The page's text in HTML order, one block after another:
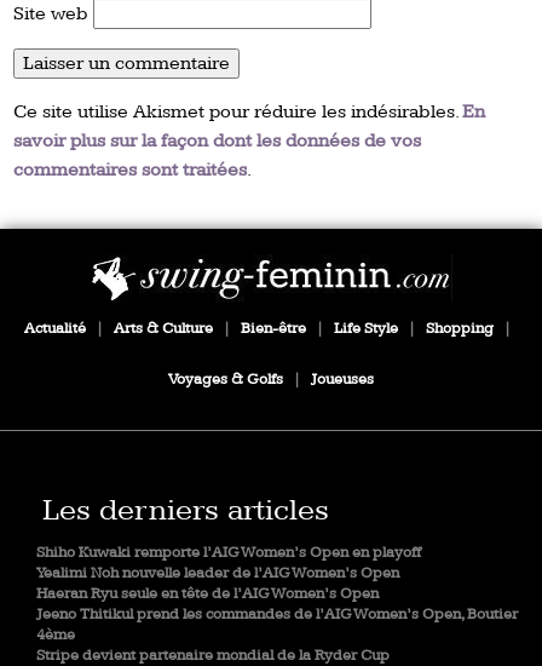
Site web
Ce site utilise Akismet pour réduire les indésirables.En
savoir plus sur la façon dont les données de vos
commentaires sont traitées.
Actualité | Arts & Culture | Bien-être | Life Style | Shopping |
Voyages & Golfs | Joueuses
Les derniers articles
Shiho Kuwaki remporte l’AIG Women’s Open en playoff
Yealimi Noh nouvelle leader de l’AIG Women’s Open
Haeran Ryu seule en tête de l’AIG Women’s Open
Jeeno Thitikul prend les commandes de l’AIG Women’s Open, Boutier
4ème
Stripe devient partenaire mondial de la Ryder Cup